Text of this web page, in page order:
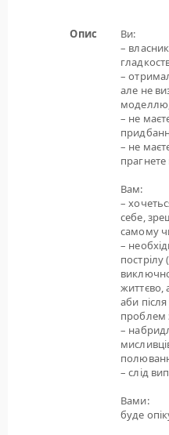
Опис
Ви:
–
–
але не
– не
– не
Вам:
–
себе,
самому
–
життєво,
аби
проблем
–
– слід
Вами:
буде